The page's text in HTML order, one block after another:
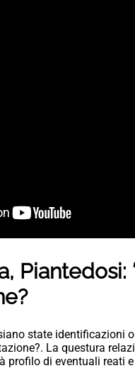
Piantedosi:
state identificazioni
La questura
profilo di eventuali reati